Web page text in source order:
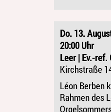
Do. 13.
20:00 Uhr
Leer | Ev.-
Kirchstraße
Léon Berben
Rahmen des